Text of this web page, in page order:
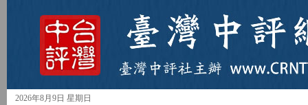
2026年8月9日 星期日